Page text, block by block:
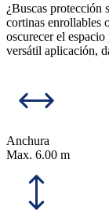
¿Buscas protección
cortinas enrollables
oscurecer el
versátil aplicación,
Anchura
Max. 6.00 m